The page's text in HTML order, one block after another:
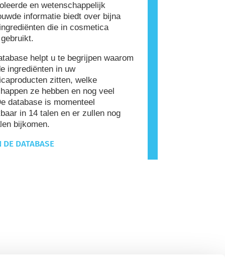
en wetenschappelijk
informatie biedt over bijna
die in cosmetica
helpt u te begrijpen waarom
ingrediënten in uw
zitten, welke
ze hebben en nog veel
database is momenteel
in 14 talen en er zullen nog
bijkomen.
DE DATABASE